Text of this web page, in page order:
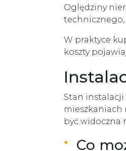
Oględziny
technicznego,
W praktyce
koszty
Stan instalacji
mieszkaniach
być widoczna
Co